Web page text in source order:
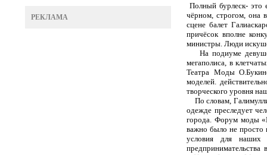
РЕКЛАМА
Полный бурлеск- это
чёрном, строгом, она
сцене балет
причёсок вполне
министры. Люди
На подиуме
мегаполиса, в
Театра Моды
моделей.
творческого уровня
По словам,
одежде преследует
города. Форум моды
важно было не просто
условия для наших
предпринимательства